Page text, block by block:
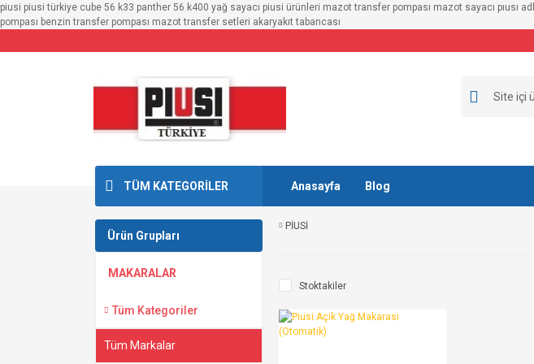
piusi piusi türkiye cube 56 k33 panther 56 k400 yağ sayacı piusi ürünleri mazot transfer pompası mazot sayacı
pompası benzin transfer pompası mazot transfer setleri akaryakıt tabancası
TÜM KATEGORİLER Anasayfa Blog
Ürün Grupları
MAKARALAR
Tüm Kategoriler
Tüm Markalar
PİUSİ
Stoktakiler